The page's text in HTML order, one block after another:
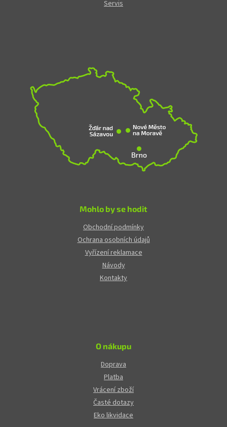
Servis
Mohlo by se hodit
Obchodní podmínky
Ochrana osobních údajů
Vyřízení reklamace
Návody
Kontakty
O nákupu
Doprava
Platba
Vrácení zboží
Časté dotazy
Eko likvidace